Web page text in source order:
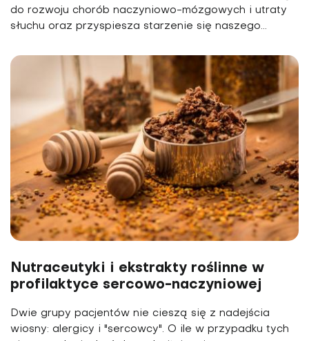
do rozwoju chorób naczyniowo-mózgowych i utraty
słuchu oraz przyspiesza starzenie się naszego...
Nutraceutyki i ekstrakty roślinne w
profilaktyce sercowo-naczyniowej
Dwie grupy pacjentów nie cieszą się z nadejścia
wiosny: alergicy i "sercowcy". O ile w przypadku tych